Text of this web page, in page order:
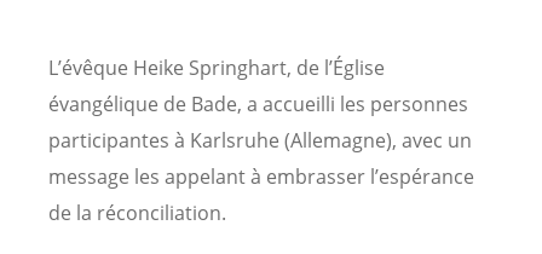
L’évêque Heike Springhart, de l’Église
évangélique de Bade, a accueilli les personnes
participantes à Karlsruhe (Allemagne), avec un
message les appelant à embrasser l’espérance
de la réconciliation.